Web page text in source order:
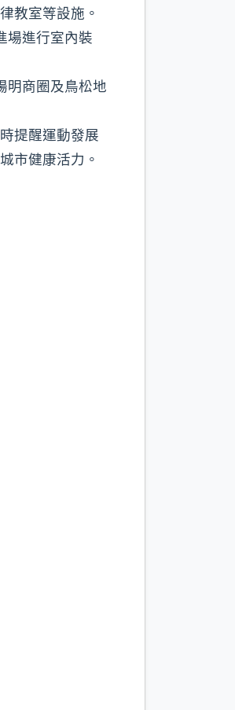
教室等設施。
場進行室內裝
明商圈及鳥松地
提醒運動發展
市健康活力。